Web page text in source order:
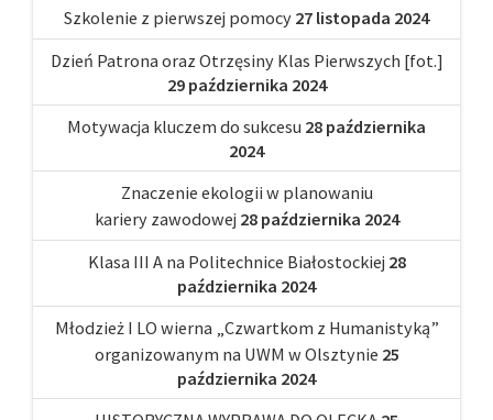
Szkolenie z pierwszej pomocy 27 listopada 2024
Dzień Patrona oraz Otrzęsiny Klas Pierwszych [fot.]
29 października 2024
Motywacja kluczem do sukcesu 28 października
2024
Znaczenie ekologii w planowaniu
kariery zawodowej 28 października 2024
Klasa III A na Politechnice Białostockiej 28
października 2024
Młodzież I LO wierna „Czwartkom z Humanistyką”
organizowanym na UWM w Olsztynie 25
października 2024